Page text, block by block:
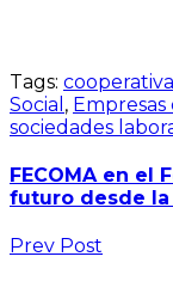
Tags:
Social ,
sociedades
FECOMA en el
futuro desde la
Prev Post